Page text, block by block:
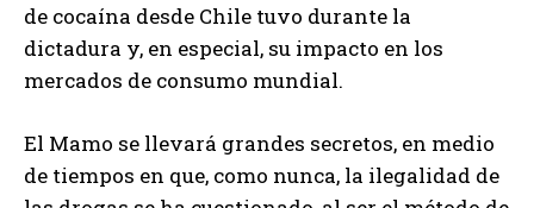
de cocaína desde Chile tuvo durante la
dictadura y, en especial, su impacto en los
mercados de consumo mundial.
El Mamo se llevará grandes secretos, en medio
de tiempos en que, como nunca, la ilegalidad de